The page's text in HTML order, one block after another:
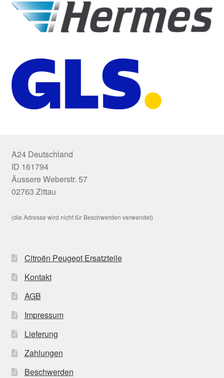
A24 Deutschland
ID 161794
Äussere Weberstr. 57
02763 Zittau
(die Adresse wird nicht für Beschwerden verwendet)
Citroën Peugeot Ersatzteile
Kontakt
AGB
Impressum
Lieferung
Zahlungen
Beschwerden